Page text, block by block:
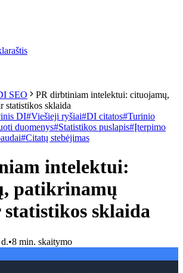
SEO
PR dirbtiniam intelektui: cituojamų,
statistikos sklaida
DI#Viešieji ryšiai#DI citatos#Turinio
duomenys#Statistikos puslapis#Įterpimo
#Citatų stebėjimas
intelektui:
patikrinamų
sklaida
•8 min. skaitymo